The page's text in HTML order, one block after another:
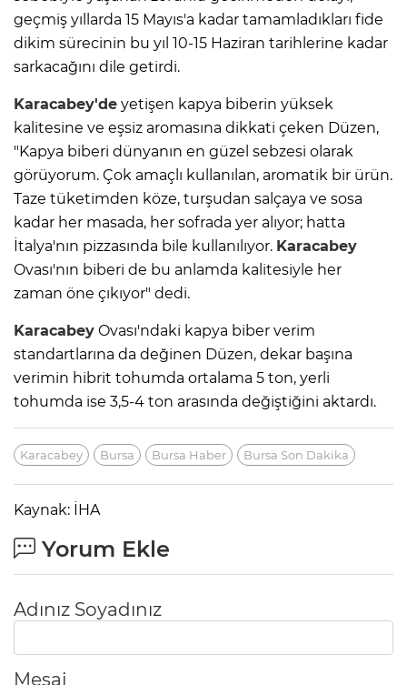
geçmiş yıllarda 15 Mayıs'a kadar tamamladıkları fide
dikim sürecinin bu yıl 10-15 Haziran tarihlerine kadar
sarkacağını dile getirdi.
Karacabey'de yetişen kapya biberin yüksek
kalitesine ve eşsiz aromasına dikkati çeken Düzen,
"Kapya biberi dünyanın en güzel sebzesi olarak
görüyorum. Çok amaçlı kullanılan, aromatik bir ürün.
Taze tüketimden köze, turşudan salçaya ve sosa
kadar her masada, her sofrada yer alıyor; hatta
İtalya'nın pizzasında bile kullanılıyor. Karacabey
Ovası'nın biberi de bu anlamda kalitesiyle her
zaman öne çıkıyor" dedi.
Karacabey Ovası'ndaki kapya biber verim
standartlarına da değinen Düzen, dekar başına
verimin hibrit tohumda ortalama 5 ton, yerli
tohumda ise 3,5-4 ton arasında değiştiğini aktardı.
Karacabey Bursa Bursa Haber Bursa Son Dakika
Kaynak: İHA
Yorum Ekle
Adınız Soyadınız
Mesaj